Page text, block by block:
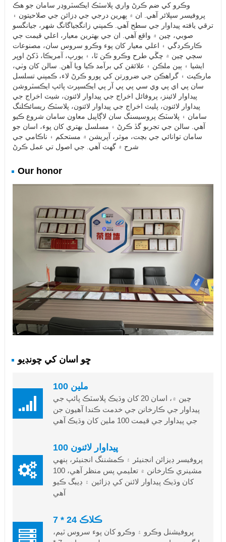
وڪرو کي ضم ڪرڻ واري پلاسٽڪ ايڪسٽروڊر سامان جو هڪ
پروفيسر سپلائر آهي. ان ۾ پهرين درجي جي ڊزائن جي صلاحيتون ۽
ترقي يافته پيداوار جي سطح آهي. ڪمپني زانگجياگانگ شهر، جيانگسو
صوبي، چين ۾ واقع آهي. ان جي بهترين معيار، اعلي قيمت جي
ڪارڪردگي ۽ اعلي معيار کان پوء وڪرو سروس سان، مصنوعات
سڄي چين ۾ چڱي طرح وڪرو ڪن ٿا، ۽ يورپ، آمريڪا، ڏکڻ اوڀر
ايشيا ۽ ٻين ملڪن ۽ علائقن کي برآمد ڪيا ويا آهن. سالن کان وٺي،
مارڪيٽ ۽ گراهڪن جي ضرورتن کي پورو ڪرڻ لاء، ڪمپني تسلسل
سان پي اي پي وي سي پي پي آر پي ايڪسپرٽ پائپ ايڪسٽروشن
پيداوار لائينز، پروفائل اخراج جي پيداوار لائنون، شيٽ اخراج جي
پيداوار لائنون، پليٽ اخراج جي پيداوار لائنون، پلاسٽڪ ريسائڪلنگ
سامان ۽ پلاسٽڪ پروسيسنگ سان لاڳاپيل معاون سامان شروع ڪيو
آهي. سالن جي تجربو گڏ ڪرڻ ۽ مسلسل بهتري کان پوء، اسان جو
سامان توانائي جي بچت، موثر، آپريشن ۾ مستحکم ۽ ناڪامي جي
شرح ۾ گهٽ آهي. جي اصول تي عمل ڪرڻ
Our honor
ڇو اسان کي چونڊيو
100 ملين
چين ۾، اسان 20 کان وڌيڪ پلاسٽڪ پائپ جي
پيداوار جي ڪارخانن جي خدمت ڪندا آهيون جن
جي پيداوار جي قيمت 100 ملين کان وڌيڪ آهي
100 پيداوار لائنون
پروفيسر ڊيزائن انجنيئر ۽ ڪمشننگ انجنيئر، ٻنهي
مشينري ڪارخانن ۾ تعليمي پس منظر آهي، 100
کان وڌيڪ پيداوار لائنن کي ڊزائين ۽ ڊيبگ ڪيو
آهي
7 * 24 ڪلاڪ
پروفيشنل وڪرو ۽ وڪرو کان پوء سروس ٽيم،